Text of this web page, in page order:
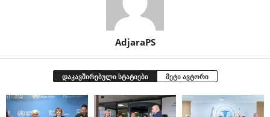
AdjaraPS
დაკავშირებული სტატიები მეტი ავტორი